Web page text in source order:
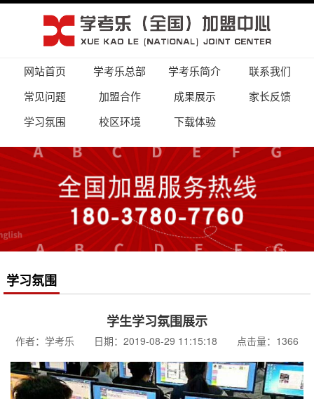
网站首页 学考乐总部 学考乐简介
联系我们
常见问题
加盟合作 成果展示
家长反馈
学习氛围
校区环境 下载体验
学习氛围
学生学习氛围展示
作者：学考乐 日期：2019-08-29 11:15:18 点击量：1366